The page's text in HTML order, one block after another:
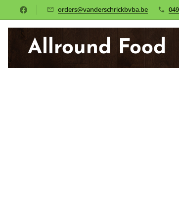
orders@vanderschrickbvba.be
Allround Food